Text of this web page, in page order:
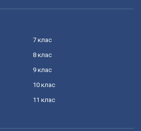
7 клас
8 клас
9 клас
10 клас
11 клас